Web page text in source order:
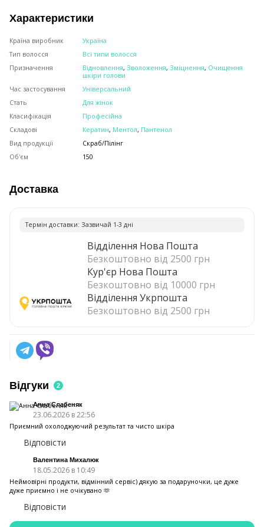
Характеристики
Країна виробник
Україна
Тип волосся
Всі типи волосся
Призначення
Відновлення, Зволоження, Зміцнення, Очищення
шкіри голови
Час застосування
Універсальний
Стать
Для жінок
Класифікація
Професійна
Складові
Кератин, Ментол, Пантенол
Вид продукції
Скраб/Пілінг
Об'єм
150
Доставка
Термiн доставки: Зазвичай 1-3 днi
Відділення Нова Пошта
Безкоштовно від 2500 грн
Кур'єр Нова Пошта
Безкоштовно від 10000 грн
Відділення Укрпошта
Безкоштовно від 2500 грн
Відгуки 2
Анна Слабеняк
23.06.2026 в 22:56
Приємний охолоджуючий результат та чисто шкіра
Відповісти
Валентина Михалюк
18.05.2026 в 10:49
Неймовірні продукти, відмінний сервіс) дякую за подаруночки, це дуже
дуже приємно і не очікувано 🫶
Відповісти